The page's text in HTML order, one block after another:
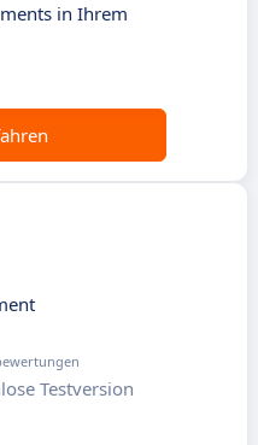
in Ihrem
Testversion